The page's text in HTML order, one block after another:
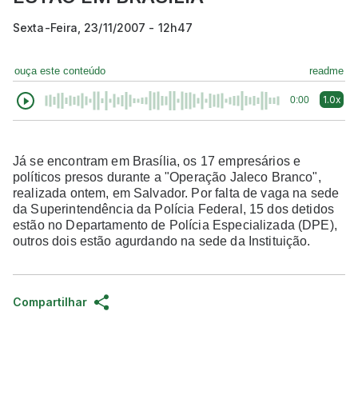
Sexta-Feira, 23/11/2007 - 12h47
ouça este conteúdo readme
0:00 1.0x
Já se encontram em Brasília, os 17 empresários e
políticos presos durante a "Operação Jaleco Branco",
realizada ontem, em Salvador. Por falta de vaga na sede
da Superintendência da Polícia Federal, 15 dos detidos
estão no Departamento de Polícia Especializada (DPE),
outros dois estão agurdando na sede da Instituição.
Compartilhar